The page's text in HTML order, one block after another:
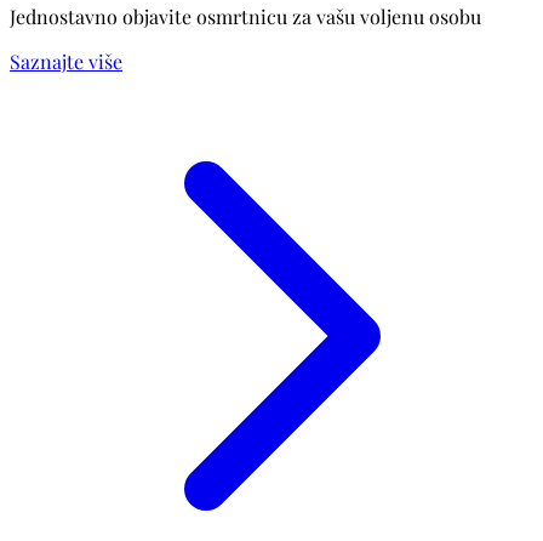
Jednostavno objavite osmrtnicu za vašu voljenu osobu
Saznajte više